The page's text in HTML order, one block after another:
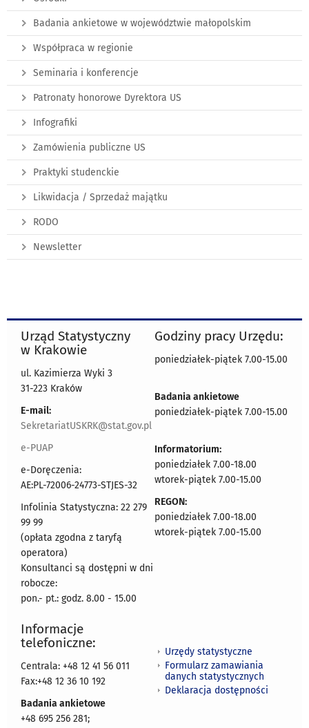
Badania ankietowe w województwie małopolskim
Współpraca w regionie
Seminaria i konferencje
Patronaty honorowe Dyrektora US
Infografiki
Zamówienia publiczne US
Praktyki studenckie
Likwidacja / Sprzedaż majątku
RODO
Newsletter
Urząd Statystyczny
w Krakowie
ul. Kazimierza Wyki 3
31-223 Kraków
E-mail:
SekretariatUSKRK@stat.gov.pl
e-PUAP
e-Doręczenia:
AE:PL-72006-24773-STJES-32
Infolinia Statystyczna: 22 279
99 99
(opłata zgodna z taryfą
operatora)
Konsultanci są dostępni w dni
robocze:
pon.- pt.: godz. 8.00 - 15.00
Godziny pracy Urzędu:
poniedziałek-piątek 7.00-15.00
Badania ankietowe
poniedziałek-piątek 7.00-15.00
Informatorium:
poniedziałek 7.00-18.00
wtorek-piątek 7.00-15.00
REGON:
poniedziałek 7.00-18.00
wtorek-piątek 7.00-15.00
Informacje
telefoniczne:
Centrala: +48 12 41 56 011
Fax:+48 12 36 10 192
Badania ankietowe
+48 695 256 281;
Urzędy statystyczne
Formularz zamawiania
danych statystycznych
Deklaracja dostępności